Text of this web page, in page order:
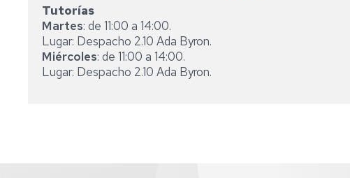
Tutorías
Martes: de 11:00 a 14:00.
Lugar: Despacho 2.10 Ada Byron.
Miércoles: de 11:00 a 14:00.
Lugar: Despacho 2.10 Ada Byron.